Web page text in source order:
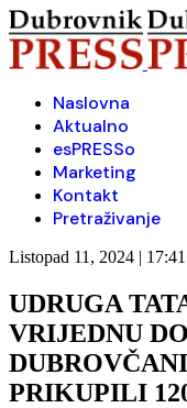
Naslovna
Aktualno
esPRESSo
Marketing
Kontakt
Pretraživanje
Listopad 11, 2024 | 17:41
UDRUGA
VRIJEDNU
PRIKUPILI